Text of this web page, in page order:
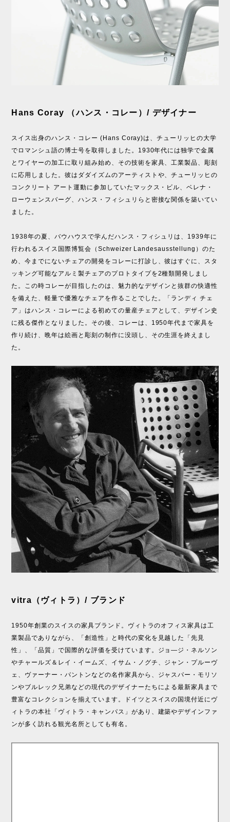
Hans Coray （ハンス・コレー）/ デザイナー
スイス出身のハンス・コレー (Hans Coray)は、チューリッヒの大学
でロマンシュ語の博士号を取得しました。1930年代には独学で金属
とワイヤーの加工に取り組み始め、その技術を家具、工業製品、彫刻
に応用しました。彼はダダイズムのアーティストや、チューリッヒの
コンクリート アート運動に参加していたマックス・ビル、ベレナ・
ローウェンスバーグ、ハンス・フィシュリらと密接な関係を築いてい
ました。
1938年の夏、バウハウスで学んだハンス・フィシュリは、1939年に
行われるスイス国際博覧会（Schweizer Landesausstellung）のた
め、今までにないチェアの開発をコレーに打診し、彼はすぐに、スタ
ッキング可能なアルミ製チェアのプロトタイプを2種類開発しまし
た。この時コレーが目指したのは、魅力的なデザインと抜群の快適性
を備えた、軽量で優雅なチェアを作ることでした。「ランディ チェ
ア」はハンス・コレーによる初めての量産チェアとして、デザイン史
に残る傑作となりました。その後、コレーは、1950年代まで家具を
作り続け、晩年は絵画と彫刻の制作に没頭し、その生涯を終えまし
た。
vitra（ヴィトラ）/ ブランド
1950年創業のスイスの家具ブランド。ヴィトラのオフィス家具は工
業製品でありながら、「創造性」と時代の変化を見越した「先見
性」、「品質」で国際的な評価を受けています。ジョ―ジ・ネルソン
やチャールズ＆レイ・イームズ、イサム・ノグチ、ジャン・プルーヴ
ェ、ヴァーナー・パントンなどの名作家具から、ジャスパー・モリソ
ンやブルレック兄弟などの現代のデザイナーたちによる最新家具まで
豊富なコレクションを揃えています。ドイツとスイスの国境付近にヴ
ィトラの本社「ヴィトラ・キャンパス」があり、建築やデザインファ
ンが多く訪れる観光名所としても有名。